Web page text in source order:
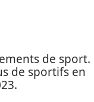
de sport.
de sportifs en